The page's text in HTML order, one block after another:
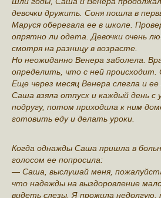
девочки дружить. Соня пошла в
Маруся оберегала ее в школе.
опрятно ли одета. Девочки очень
смотря на разницу в возрасте.
Но неожиданно Венера заболела.
определить, что с ней происходит.
Еще через месяц Венера слегла и ее
Саша взяла отпуск и каждый день с
подругу, потом приходила к ним
готовить еду и делать уроки.
Когда однажды Саша пришла в
голосом ее попросила:
— Саша, выслушай меня,
что надежды на выздоровление
видеть слезы. Я прожила недолгую,